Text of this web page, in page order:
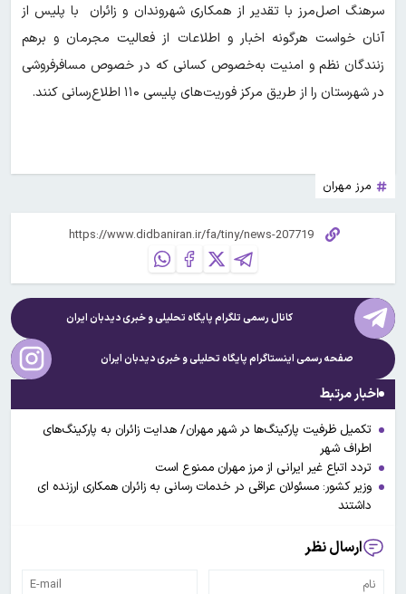
سرهنگ اصل‌مرز با تقدیر از همکاری شهروندان و زائران با پلیس از
آنان خواست هرگونه اخبار و اطلاعات از فعالیت مجرمان و برهم
زنندگان نظم و امنیت به‌خصوص کسانی که در خصوص مسافرفروشی
در شهرستان را از طریق مرکز فوریت‌های پلیسی ۱۱۰ اطلاع‌رسانی کنند.
مرز مهران
کانال رسمی تلگرام پایگاه تحلیلی و خبریدیدبان ایران
صفحه رسمی اینستاگرام پایگاه تحلیلی و خبریدیدبان ایران
اخبار مرتبط
تکمیل ظرفیت پارکینگ‌ها در شهر مهران/ هدایت زائران به پارکینگ‌های
اطراف شهر
تردد اتباع غیر ایرانی از مرز مهران ممنوع است
وزیر کشور: مسئولان عراقی در خدمات رسانی به زائران همکاری ارزنده ای
داشتند
ارسال نظر